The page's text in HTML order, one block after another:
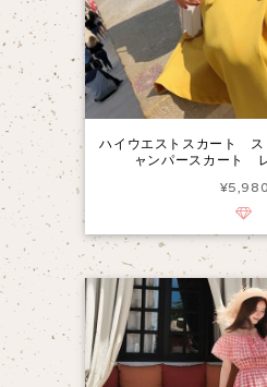
ハイウエストスカート
ャンパースカート
¥5,980